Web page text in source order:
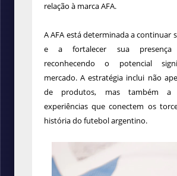
relação à marca AFA.
A AFA está determinada a continuar
e a fortalecer sua
reconhecendo o potencial
mercado. A estratégia inclui não
de produtos, mas também a
experiências que conectem os
história do futebol argentino.